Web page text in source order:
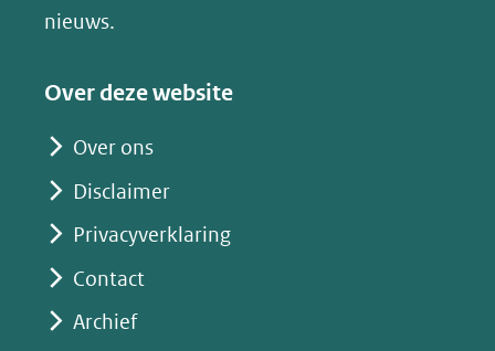
nieuws.
Over deze website
Over ons
Disclaimer
Privacyverklaring
Contact
Archief